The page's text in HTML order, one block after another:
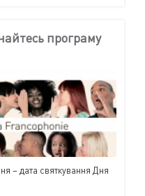
програму
– дата святкування Дня